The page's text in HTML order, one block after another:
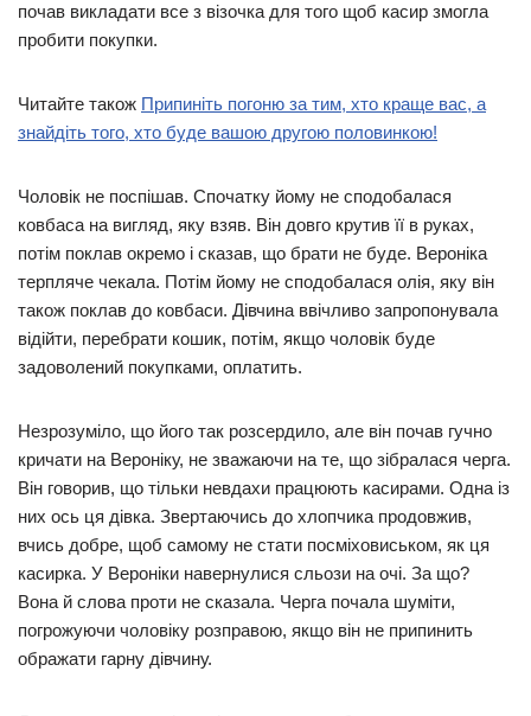
почав викладати все з візочка для того щоб касир змогла
пробити покупки.
Читайте також Припиніть погоню за тим, хто краще вас, а
знайдіть того, хто буде вашою другою половинкою!
Чоловік не поспішав. Спочатку йому не сподобалася
ковбаса на вигляд, яку взяв. Він довго крутив її в руках,
потім поклав окремо і сказав, що брати не буде. Вероніка
терпляче чекала. Потім йому не сподобалася олія, яку він
також поклав до ковбаси. Дівчина ввічливо запропонувала
відійти, перебрати кошик, потім, якщо чоловік буде
задоволений покупками, оплатить.
Незрозуміло, що його так розсердило, але він почав гучно
кричати на Вероніку, не зважаючи на те, що зібралася черга.
Він говорив, що тільки невдахи працюють касирами. Одна із
них ось ця дівка. Звертаючись до хлопчика продовжив,
вчись добре, щоб самому не стати посміховиськом, як ця
касирка. У Вероніки навернулися сльози на очі. За що?
Вона й слова проти не сказала. Черга почала шуміти,
погрожуючи чоловіку розправою, якщо він не припинить
ображати гарну дівчину.